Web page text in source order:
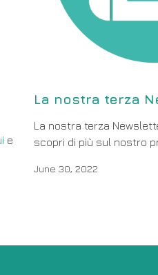
e
La nostra terza
La nostra terza
scopri di più sul nostro
June 30, 2022